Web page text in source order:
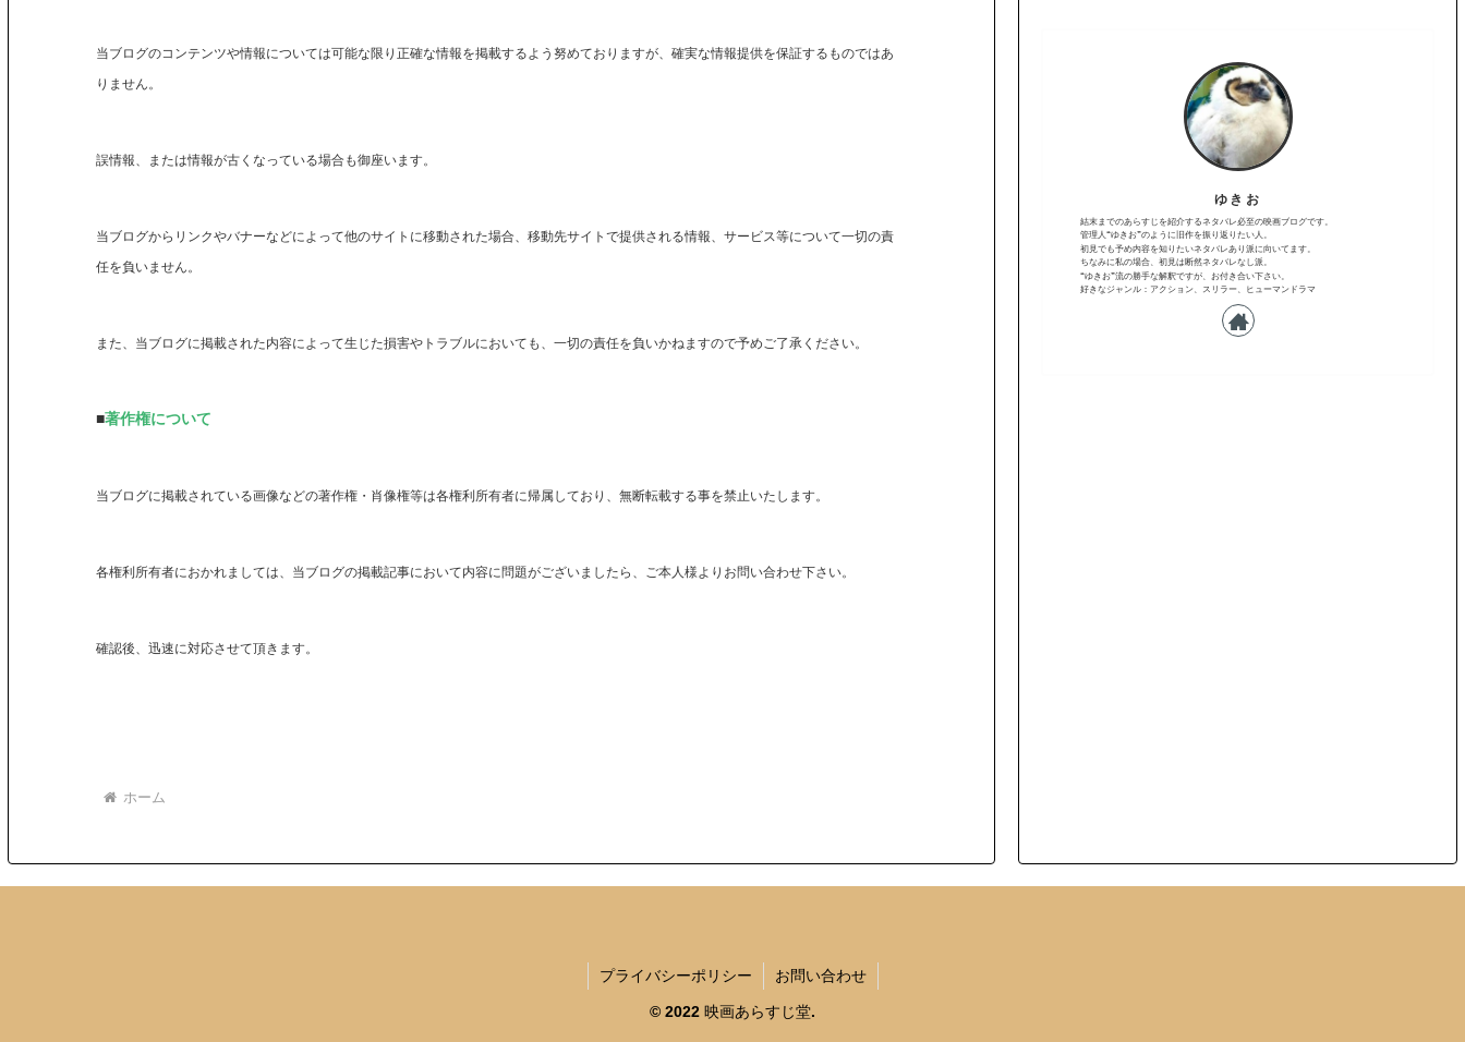
当ブログのコンテンツや情報については可能な限り正確な情報を掲載するよう努めておりますが、確実な情報提供を保証するものではあ
りません。
誤情報、または情報が古くなっている場合も御座います。
当ブログからリンクやバナーなどによって他のサイトに移動された場合、移動先サイトで提供される情報、サービス等について一切の責
任を負いません。
また、当ブログに掲載された内容によって生じた損害やトラブルにおいても、一切の責任を負いかねますので予めご了承ください。
■著作権について
当ブログに掲載されている画像などの著作権・肖像権等は各権利所有者に帰属しており、無断転載する事を禁止いたします。
各権利所有者におかれましては、当ブログの掲載記事において内容に問題がございましたら、ご本人様よりお問い合わせ下さい。
確認後、迅速に対応させて頂きます。
ホーム
ゆきお
結末までのあらすじを紹介するネタバレ必至の映画ブログです。
管理人“ゆきお”のように旧作を振り返りたい人。
初見でも予め内容を知りたいネタバレあり派に向いてます。
ちなみに私の場合、初見は断然ネタバレなし派。
“ゆきお”流の勝手な解釈ですが、お付き合い下さい。
好きなジャンル：アクション、スリラー、ヒューマンドラマ
プライバシーポリシー お問い合わせ
© 2022 映画あらすじ堂.